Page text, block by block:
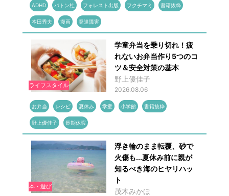
ADHD バトン社 フォレスト出版 フクチマミ 書籍抜粋
本田秀夫 漫画 発達障害
ライフスタイル
学童弁当を乗り切れ！疲
れないお弁当作り5つのコ
ツ＆安全対策の基本
野上優佳子
2026.08.06
お弁当 レシピ 夏休み 学童 小学館 書籍抜粋
野上優佳子 長期休暇
本・遊び
浮き輪のまま転覆、砂で
火傷も...夏休み前に親が
知るべき海のヒヤリハッ
ト
茂木みかほ